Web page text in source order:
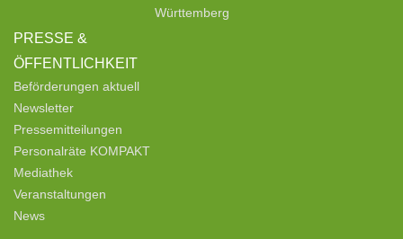
PRESSE &
ÖFFENTLICHKEIT
Beförderungen aktuell
Newsletter
Pressemitteilungen
Personalräte KOMPAKT
Mediathek
Veranstaltungen
News
Württemberg